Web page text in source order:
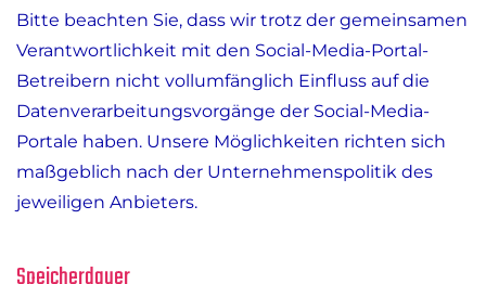
Bitte beachten Sie, dass wir trotz der gemeinsamen
Verantwortlichkeit mit den Social-Media-Portal-
Betreibern nicht vollumfänglich Einfluss auf die
Datenverarbeitungsvorgänge der Social-Media-
Portale haben. Unsere Möglichkeiten richten sich
maßgeblich nach der Unternehmenspolitik des
jeweiligen Anbieters.